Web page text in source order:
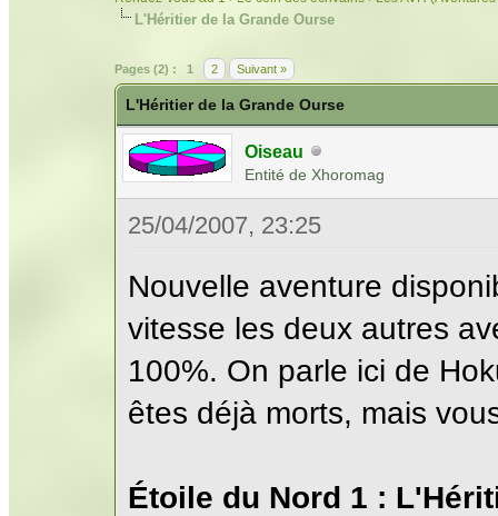
L'Héritier de la Grande Ourse
Pages (2) : 1 2 Suivant »
L'Héritier de la Grande Ourse
Oiseau
Entité de Xhoromag
25/04/2007, 23:25
Nouvelle aventure
vitesse les deux autres
100%. On parle ici de
êtes déjà morts, mais
Étoile du Nord 1 :